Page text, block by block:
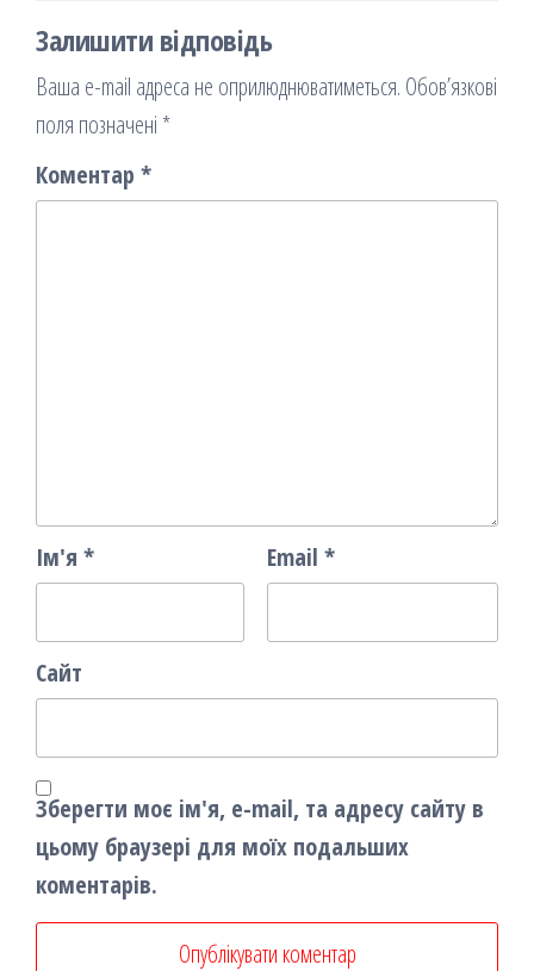
Залишити відповідь
Ваша e-mail адреса не оприлюднюватиметься. Обов’язкові
поля позначені *
Коментар *
Ім'я * Email *
Сайт
Зберегти моє ім'я, e-mail, та адресу сайту в
цьому браузері для моїх подальших
коментарів.